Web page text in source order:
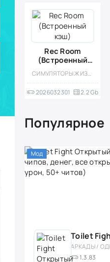
Rec Room
(Встроенный
кэш)
СИМУЛЯТОРЫ ЖИЗНИ / КАЗУАЛЬНЫЕ / ПРИКЛЮЧЕНИЕ / СИМУЛЯТОРЫ / ВСТРОЕННЫЙ КЕШ / СТИЛИЗАЦИЯ / СОРЕВНОВАТЕЛЬНАЯ / МНОГОПОЛЬЗОВАТЕЛЬСКАЯ / ОДНОПОЛЬЗОВАТЕЛЬСКИЕ
2026032301 2.2 Gb
Популярное
Мод
1.3.83